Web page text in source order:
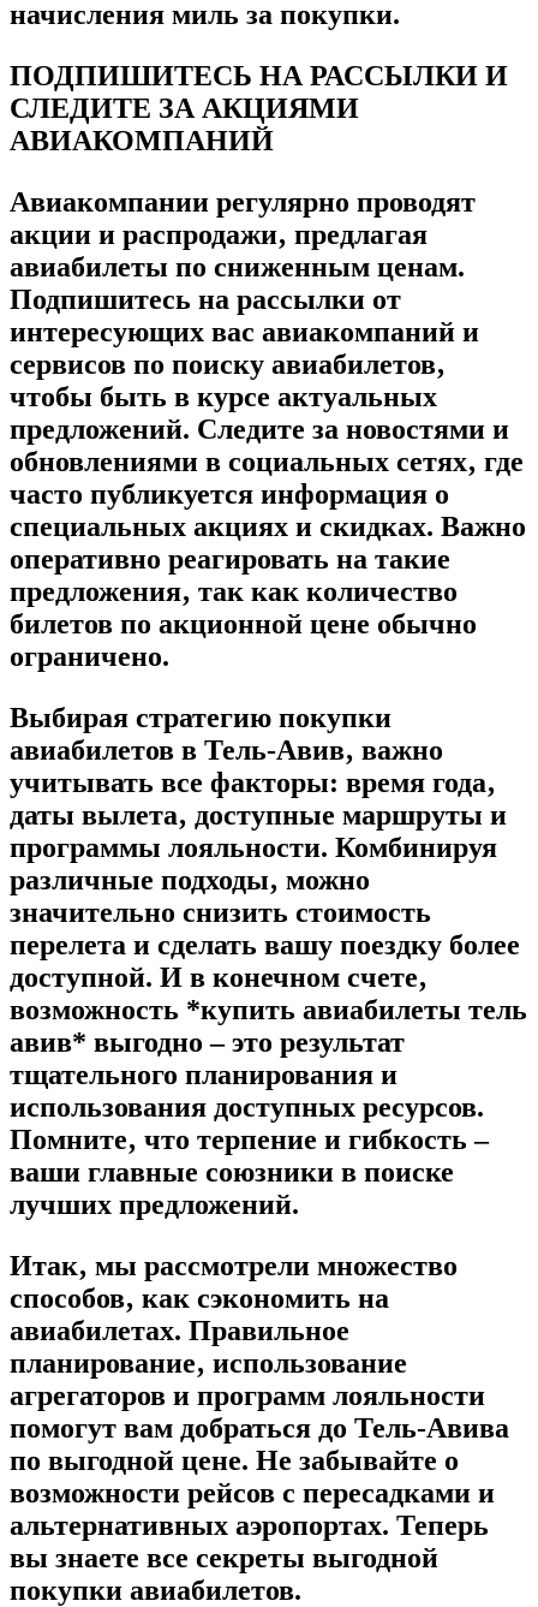
начисления миль за покупки.
ПОДПИШИТЕСЬ НА РАССЫЛКИ И
СЛЕДИТЕ ЗА АКЦИЯМИ
АВИАКОМПАНИЙ
Авиакомпании регулярно проводят
акции и распродажи‚ предлагая
авиабилеты по сниженным ценам.
Подпишитесь на рассылки от
интересующих вас авиакомпаний и
сервисов по поиску авиабилетов‚
чтобы быть в курсе актуальных
предложений. Следите за новостями и
обновлениями в социальных сетях‚ где
часто публикуется информация о
специальных акциях и скидках. Важно
оперативно реагировать на такие
предложения‚ так как количество
билетов по акционной цене обычно
ограничено.
Выбирая стратегию покупки
авиабилетов в Тель-Авив‚ важно
учитывать все факторы: время года‚
даты вылета‚ доступные маршруты и
программы лояльности. Комбинируя
различные подходы‚ можно
значительно снизить стоимость
перелета и сделать вашу поездку более
доступной. И в конечном счете‚
возможность *купить авиабилеты тель
авив* выгодно – это результат
тщательного планирования и
использования доступных ресурсов.
Помните‚ что терпение и гибкость –
ваши главные союзники в поиске
лучших предложений.
Итак‚ мы рассмотрели множество
способов‚ как сэкономить на
авиабилетах. Правильное
планирование‚ использование
агрегаторов и программ лояльности
помогут вам добраться до Тель-Авива
по выгодной цене. Не забывайте о
возможности рейсов с пересадками и
альтернативных аэропортах. Теперь
вы знаете все секреты выгодной
покупки авиабилетов.